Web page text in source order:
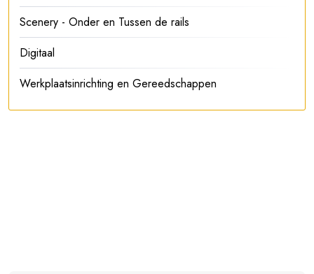
Scenery - Onder en Tussen de rails
Digitaal
Werkplaatsinrichting en Gereedschappen